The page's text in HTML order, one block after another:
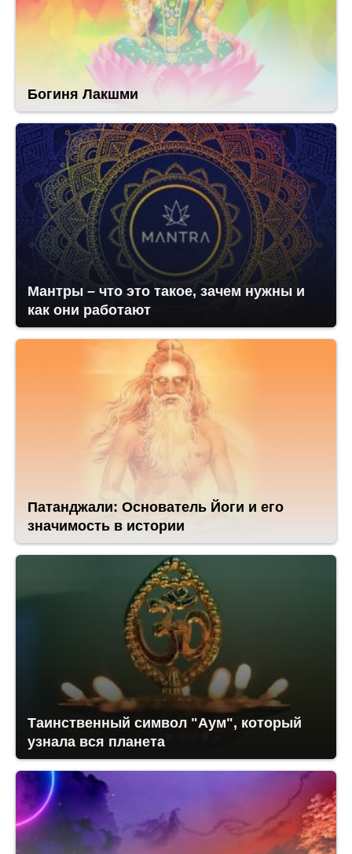
Богиня Лакшми
Мантры – что это такое, зачем нужны и
как они работают
Патанджали: Основатель Йоги и его
значимость в истории
Таинственный символ "Аум", который
узнала вся планета